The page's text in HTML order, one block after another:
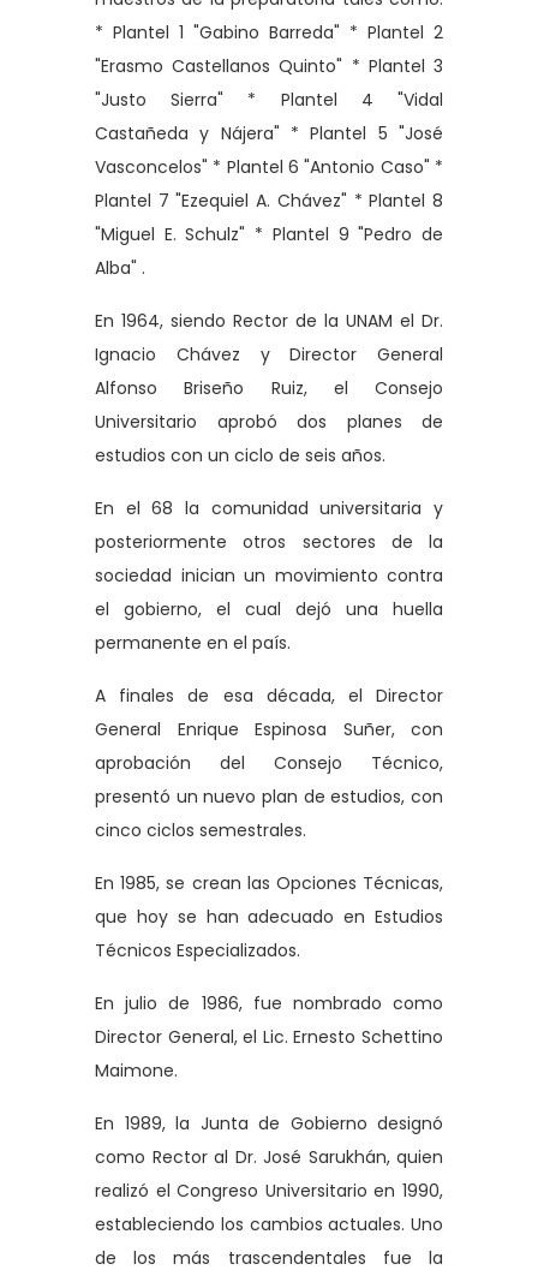
* Plantel 1 "Gabino Barreda" * Plantel 2
"Erasmo Castellanos Quinto" * Plantel 3
"Justo Sierra" * Plantel 4 "Vidal
Castañeda y Nájera" * Plantel 5 "José
Vasconcelos" * Plantel 6 "Antonio Caso" *
Plantel 7 "Ezequiel A. Chávez" * Plantel 8
"Miguel E. Schulz" * Plantel 9 "Pedro de
Alba" .
En 1964, siendo Rector de la UNAM el Dr.
Ignacio Chávez y Director General
Alfonso Briseño Ruiz, el Consejo
Universitario aprobó dos planes de
estudios con un ciclo de seis años.
En el 68 la comunidad universitaria y
posteriormente otros sectores de la
sociedad inician un movimiento contra
el gobierno, el cual dejó una huella
permanente en el país.
A finales de esa década, el Director
General Enrique Espinosa Suñer, con
aprobación del Consejo Técnico,
presentó un nuevo plan de estudios, con
cinco ciclos semestrales.
En 1985, se crean las Opciones Técnicas,
que hoy se han adecuado en Estudios
Técnicos Especializados.
En julio de 1986, fue nombrado como
Director General, el Lic. Ernesto Schettino
Maimone.
En 1989, la Junta de Gobierno designó
como Rector al Dr. José Sarukhán, quien
realizó el Congreso Universitario en 1990,
estableciendo los cambios actuales. Uno
de los más trascendentales fue la